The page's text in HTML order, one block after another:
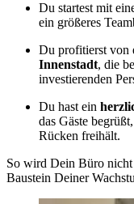
Du startest mit
ein größeres
Du profitierst von
Innenstadt, die
investierenden
Du hast ein
das Gäste
Rücken freihält.
So wird Dein Büro nicht
Baustein Deiner